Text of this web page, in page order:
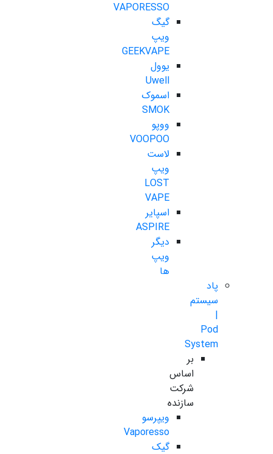
VAPORESSO
گیگ
ویپ
GEEKVAPE
یوول
Uwell
اسموک
SMOK
ووپو
VOOPOO
لاست
ویپ
LOST
VAPE
اسپایر
ASPIRE
دیگر
ویپ
ها
پاد
سیستم
|
Pod
System
بر
اساس
شرکت
سازنده
ویپرسو
Vaporesso
گیک